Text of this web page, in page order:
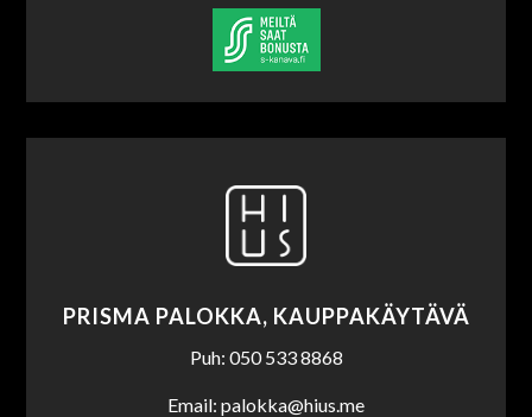
PRISMA PALOKKA, KAUPPAKÄYTÄVÄ
Puh: 050 533 8868
Email: palokka@hius.me